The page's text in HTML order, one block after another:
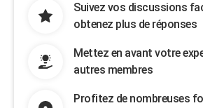
Suivez vos discussions
obtenez plus de réponses
Mettez en avant votre
autres membres
Profitez de nombreuses